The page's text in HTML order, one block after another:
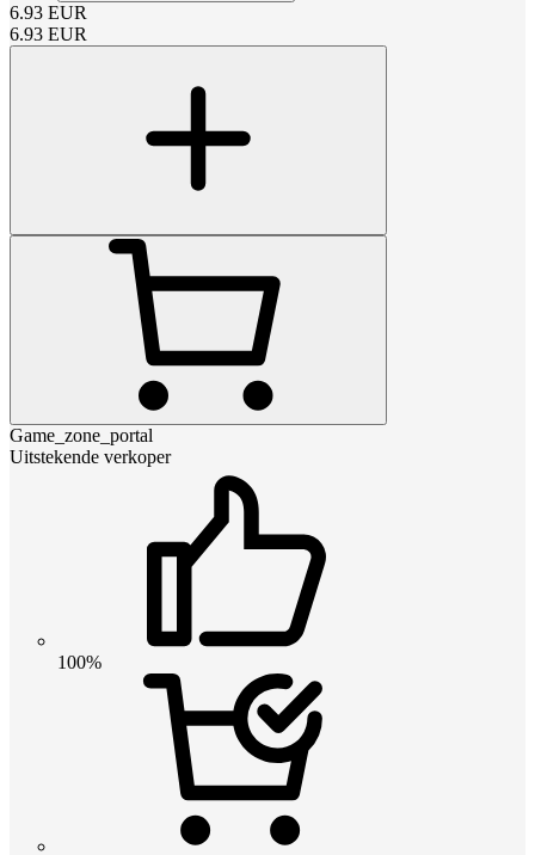
6.93 EUR
6.93 EUR
Game_zone_portal
Uitstekende verkoper
100%